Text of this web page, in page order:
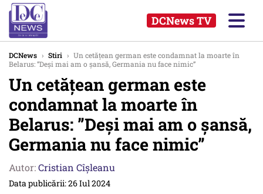
DCNews TV
DCNews › Stiri › Un cetățean german este condamnat la moarte în
Belarus: ”Deși mai am o șansă, Germania nu face nimic”
Un cetățean german este
condamnat la moarte în
Belarus: ”Deși mai am o șansă,
Germania nu face nimic”
Autor:Cristian Cîșleanu
Data publicării: 26 Iul 2024